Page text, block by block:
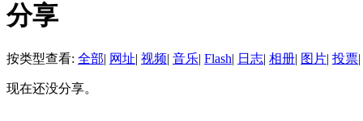
分享
按类型查看: 全部 网址 视频 音乐 Flash 日志 相册 图片 投票
现在还没分享。